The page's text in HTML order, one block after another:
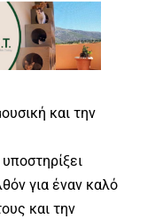
και την
για έναν καλό
και την